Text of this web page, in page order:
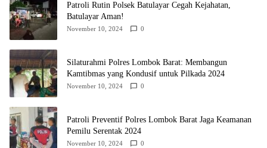
Patroli Rutin Polsek Batulayar Cegah Kejahatan,
Batulayar Aman!
November 10, 2024 0
Silaturahmi Polres Lombok Barat: Membangun
Kamtibmas yang Kondusif untuk Pilkada 2024
November 10, 2024 0
Patroli Preventif Polres Lombok Barat Jaga Keamanan
Pemilu Serentak 2024
November 10, 2024 0